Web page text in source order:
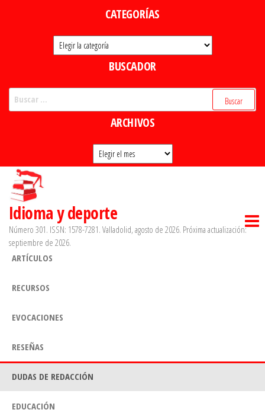
CATEGORÍAS
Categorías
BUSCADOR
ARCHIVOS
Archivos
Idioma y deporte
Número 301. ISSN: 1578-7281. Valladolid, agosto de 2026. Próxima actualización:
septiembre de 2026.
ARTÍCULOS
RECURSOS
EVOCACIONES
RESEÑAS
DUDAS DE REDACCIÓN
EDUCACIÓN